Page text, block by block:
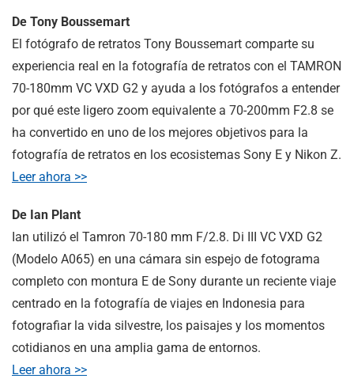
De Tony Boussemart
El fotógrafo de retratos Tony Boussemart comparte su
experiencia real en la fotografía de retratos con el TAMRON
70-180mm VC VXD G2 y ayuda a los fotógrafos a entender
por qué este ligero zoom equivalente a 70-200mm F2.8 se
ha convertido en uno de los mejores objetivos para la
fotografía de retratos en los ecosistemas Sony E y Nikon Z.
Leer ahora >>
De Ian Plant
Ian utilizó el Tamron 70-180 mm F/2.8. Di III VC VXD G2
(Modelo A065) en una cámara sin espejo de fotograma
completo con montura E de Sony durante un reciente viaje
centrado en la fotografía de viajes en Indonesia para
fotografiar la vida silvestre, los paisajes y los momentos
cotidianos en una amplia gama de entornos.
Leer ahora >>